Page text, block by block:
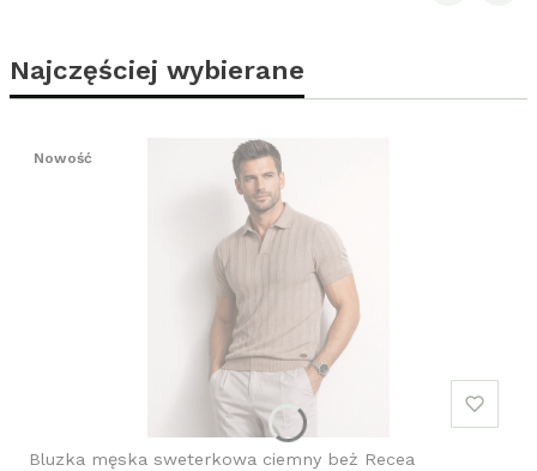
Najczęściej wybierane
Nowość
Bluzka męska sweterkowa ciemny beż Recea